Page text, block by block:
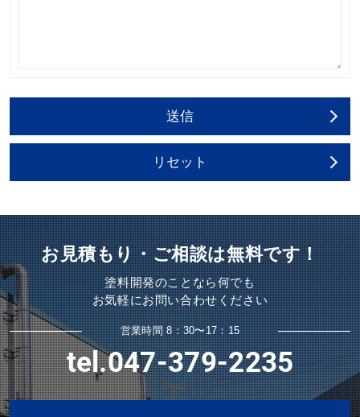
お見積もり・ご相談は無料です！
塗料開発のことなら何でも
お気軽にお問い合わせください
営業時間 8：30〜17：15
tel.047-379-2235